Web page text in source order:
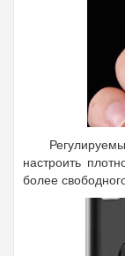
настроить
более